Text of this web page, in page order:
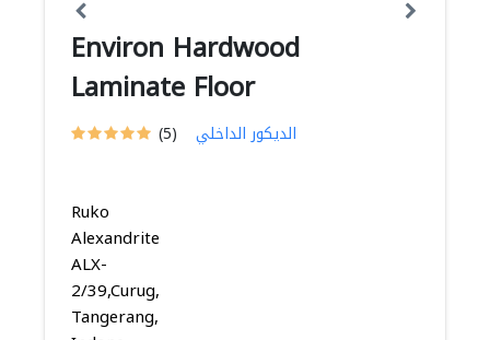
Environ Hardwood
Laminate Floor
(5) الديكور الداخلي
Ruko
Alexandrite
ALX-
2/39,Curug,
Tangerang,